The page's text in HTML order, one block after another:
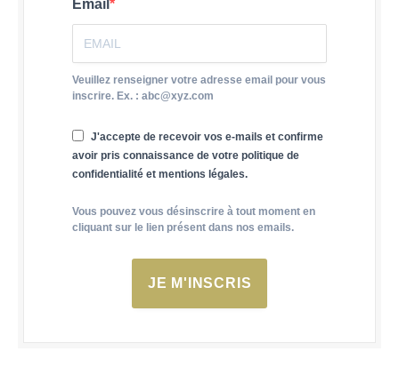
Email
Veuillez renseigner votre adresse email pour vous
inscrire. Ex. : abc@xyz.com
J'accepte de recevoir vos e-mails et confirme
avoir pris connaissance de votre politique de
confidentialité et mentions légales.
Vous pouvez vous désinscrire à tout moment en
cliquant sur le lien présent dans nos emails.
JE M'INSCRIS